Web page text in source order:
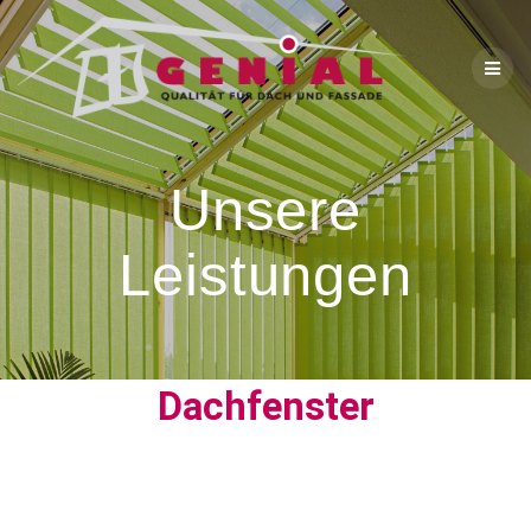
Unsere
Leistungen
Dachfenster